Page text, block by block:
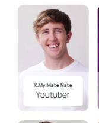
K.my Mate Nate
Youtuber